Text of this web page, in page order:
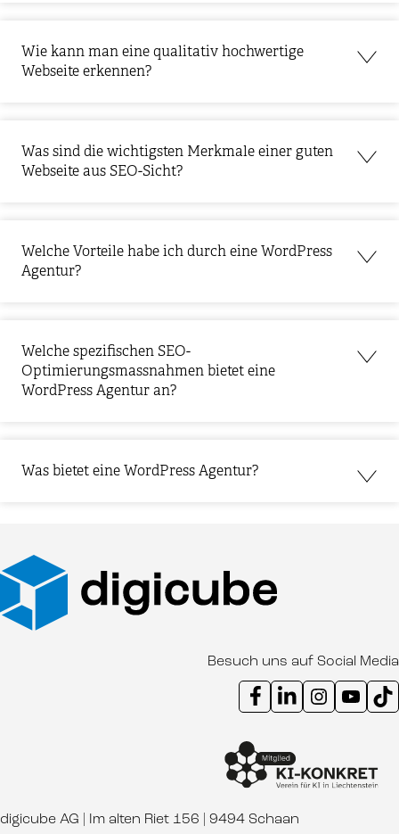
Wie kann man eine qualitativ hochwertige
Webseite erkennen?
Was sind die wichtigsten Merkmale einer guten
Webseite aus SEO-Sicht?
Welche Vorteile habe ich durch eine WordPress
Agentur?
Welche spezifischen SEO-
Optimierungsmassnahmen bietet eine
WordPress Agentur an?
Was bietet eine WordPress Agentur?
Besuch uns auf Social Media
Instagram Kanal digicube
Youtube Kanal
digicube AG | Im alten Riet 156 | 9494 Schaan